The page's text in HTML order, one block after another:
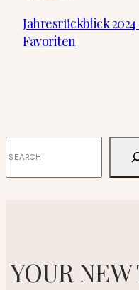
Jahresrückblick
Favoriten
YOUR